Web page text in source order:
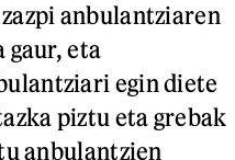
anbulantziaren
eta
egin diete
piztu eta grebak
anbulantzien